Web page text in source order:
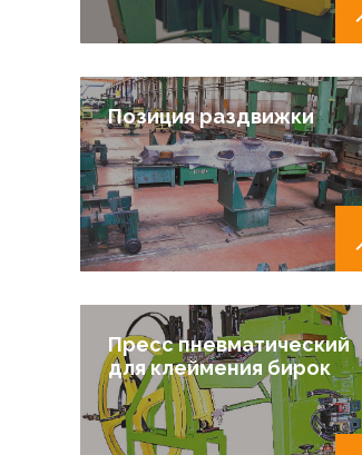
Позиция раздвижки
Пресс пневматический
для клеймения бирок